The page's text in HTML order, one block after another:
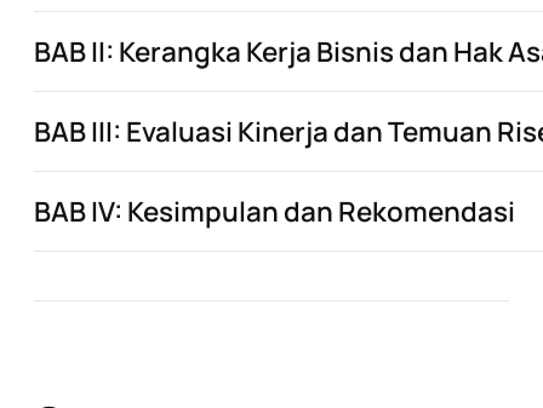
BAB II: Kerangka Kerja Bisnis dan Hak
BAB III: Evaluasi Kinerja dan Temuan
BAB IV: Kesimpulan dan Rekomendasi